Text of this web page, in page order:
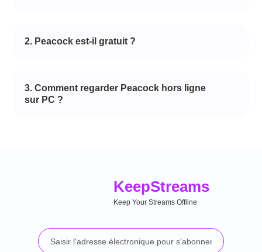
2. Peacock est-il gratuit ?
3. Comment regarder Peacock hors ligne
sur PC ?
KeepStreams
Keep Your Streams Offline